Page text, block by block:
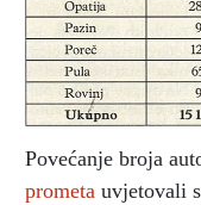
Povećanje broja
prometa uvjetovali